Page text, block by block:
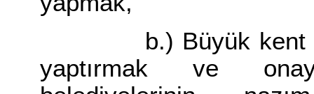
b.) Büyük kent
yaptırmak ve